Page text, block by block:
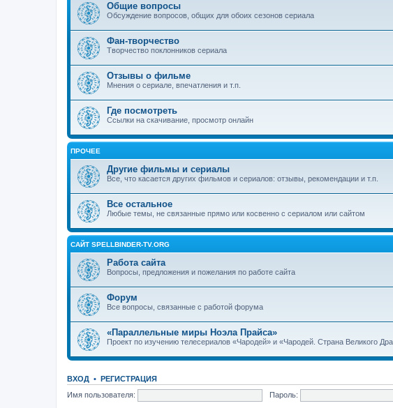
Общие вопросы
Обсуждение вопросов, общих для обоих сезонов сериала
Фан-творчество
Творчество поклонников сериала
Отзывы о фильме
Мнения о сериале, впечатления и т.п.
Где посмотреть
Ссылки на скачивание, просмотр онлайн
ПРОЧЕЕ
Другие фильмы и сериалы
Все, что касается других фильмов и сериалов: отзывы, рекомендации и т.п.
Все остальное
Любые темы, не связанные прямо или косвенно с сериалом или сайтом
САЙТ SPELLBINDER-TV.ORG
Работа сайта
Вопросы, предложения и пожелания по работе сайта
Форум
Все вопросы, связанные с работой форума
«Параллельные миры Ноэла Прайса»
Проект по изучению телесериалов «Чародей» и «Чародей. Страна Великого
ВХОД • РЕГИСТРАЦИЯ
Имя пользователя:
Пароль: